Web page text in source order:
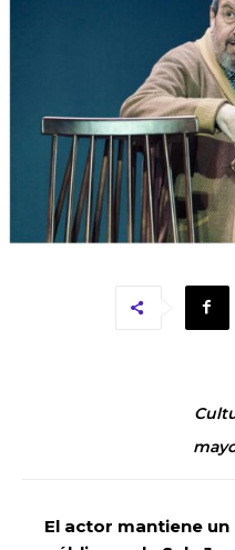
El actor mantiene